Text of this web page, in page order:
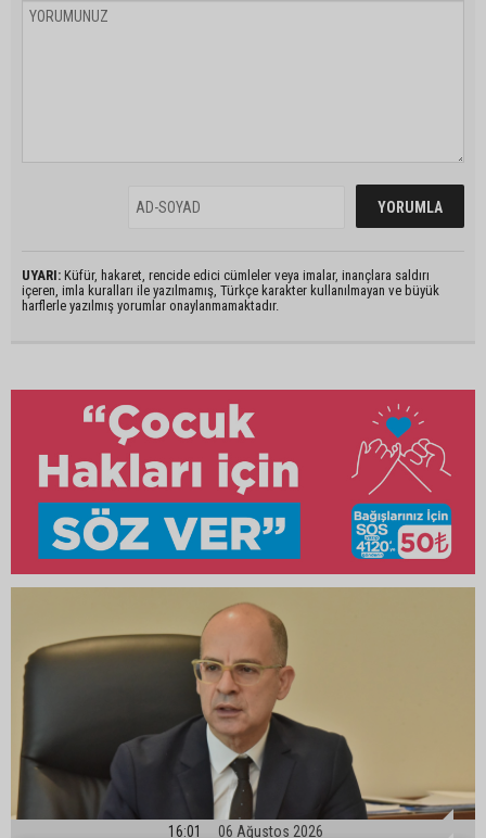
UYARI: Küfür, hakaret, rencide edici cümleler veya imalar, inançlara saldırı
içeren, imla kuralları ile yazılmamış, Türkçe karakter kullanılmayan ve büyük
harflerle yazılmış yorumlar onaylanmamaktadır.
16:01 06 Ağustos 2026